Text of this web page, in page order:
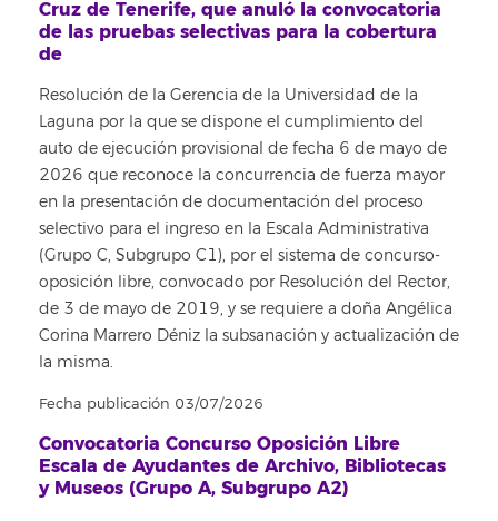
Cruz de Tenerife, que anuló la convocatoria
de las pruebas selectivas para la cobertura
de
Resolución de la Gerencia de la Universidad de la
Laguna por la que se dispone el cumplimiento del
auto de ejecución provisional de fecha 6 de mayo de
2026 que reconoce la concurrencia de fuerza mayor
en la presentación de documentación del proceso
selectivo para el ingreso en la Escala Administrativa
(Grupo C, Subgrupo C1), por el sistema de concurso-
oposición libre, convocado por Resolución del Rector,
de 3 de mayo de 2019, y se requiere a doña Angélica
Corina Marrero Déniz la subsanación y actualización de
la misma.
Fecha publicación 03/07/2026
Convocatoria Concurso Oposición Libre
Escala de Ayudantes de Archivo, Bibliotecas
y Museos (Grupo A, Subgrupo A2)